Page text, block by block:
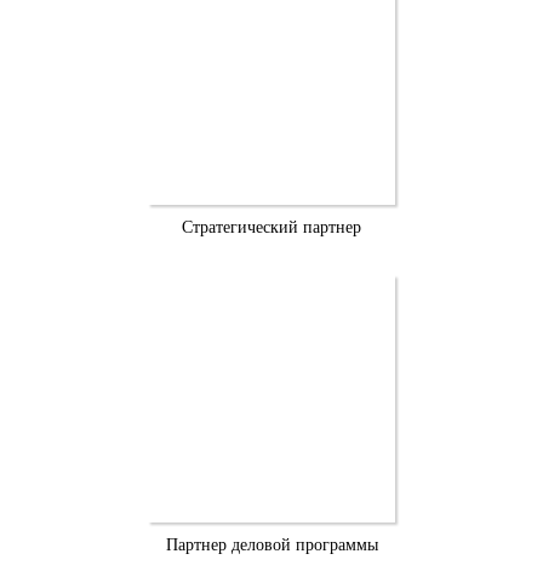
Стратегический партнер
Партнер деловой программы